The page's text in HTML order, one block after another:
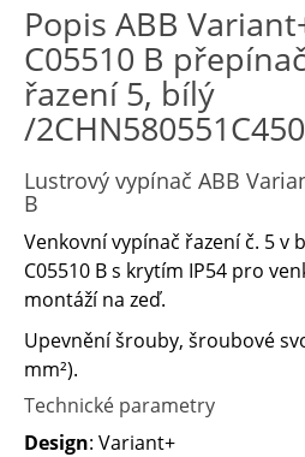
Popis ABB
C05510 B
řazení 5, bílý
/
Lustrový vypínač ABB
B
Venkovní vypínač řazení č. 5 v
C05510 B s krytím IP54 pro
montáží na zeď.
Upevnění šrouby, šroubové
mm²).
Technické parametry
Design: Variant+